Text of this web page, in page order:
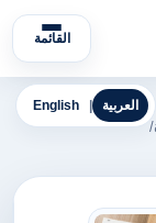
القائمة
English العربية
/